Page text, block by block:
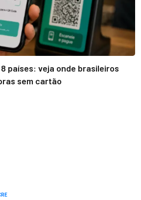
países: veja onde brasileiros
sem cartão